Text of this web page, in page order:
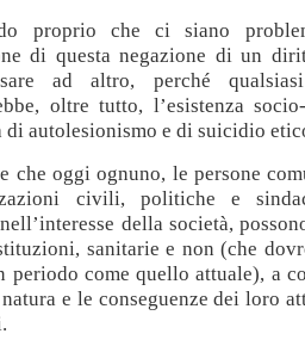
proprio che ci siano
di questa negazione di un
ad altro, perché
oltre tutto, l’esistenza
di autolesionismo e di suicidio
che oggi ognuno, le persone
civili, politiche e
della società,
sanitarie e non (che
periodo come quello attuale), a
e le conseguenze dei loro